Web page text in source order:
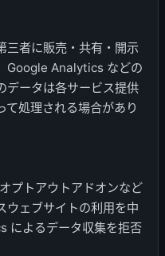
三者に販売・共有・開示
Google Analytics などの
データは各サービス提供
処理される場合があり
プトアウトアドオンなど
ウェブサイトの利用を中
によるデータ収集を拒否